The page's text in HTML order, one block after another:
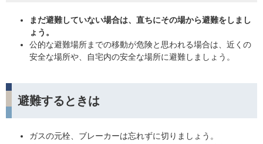
まだ避難していない場合は、直ちにその場から避難をしまし
ょう。
公的な避難場所までの移動が危険と思われる場合は、近くの
安全な場所や、自宅内の安全な場所に避難しましょう。
避難するときは
ガスの元栓、ブレーカーは忘れずに切りましょう。